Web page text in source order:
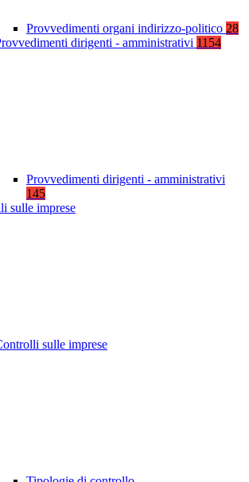
Provvedimenti organi indirizzo-politico 28
dirigenti - amministrativi 1154
Provvedimenti dirigenti - amministrativi
145
sulle imprese
sulle imprese